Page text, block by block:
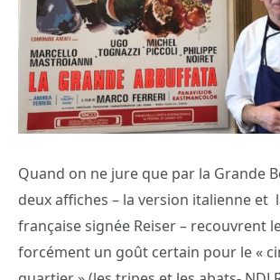
Quand on ne jure que par la Grande
deux affiches – la version italienne et
française signée Reiser – recouvrent
forcément un goût certain pour le «